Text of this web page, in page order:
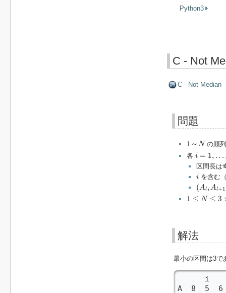
Python3
C - Not
C - Not Median
問題
1 ～ N
1 N
の順
各 i = 1 , . . .
= ..
区間長は
i を含む
( A l , A l+1
( Al l+ .
1 ≤ N ≤ 3
N ≤3× 105
解法
最小の区間は3で
i
A  8  5  6